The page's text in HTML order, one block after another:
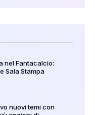
nel Fantacalcio:
Sala Stampa
nuovi temi con